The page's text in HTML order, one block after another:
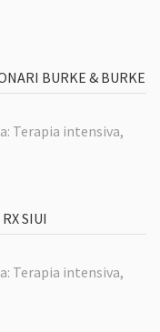
BURKE & BURKE
Terapia intensiva,
SIUI
Terapia intensiva,